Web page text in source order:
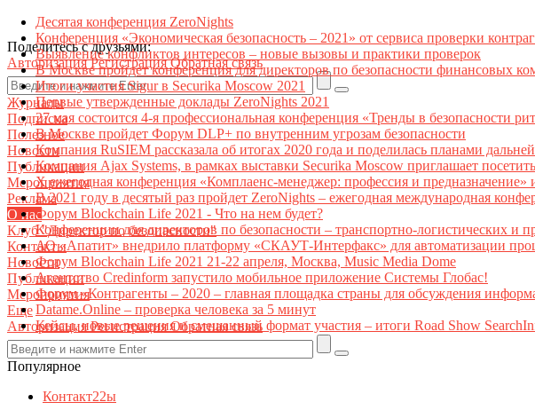
Поделитесь с друзьями:
АвторизацияРегистрацияОбратная связь
Журналы
Подписка
Полезное
Новости
Публикации
Мероприятия
Реклама
О нас
Клуб "Директор по безопасности"
Контакты
Новости
Публикации
Мероприятия
Еще
АвторизацияРегистрацияОбратная связь
Популярное
Десятая конференция ZeroNights
Конференция «Экономическая безопасность – 2021» от сервиса проверки
Выявление конфликтов интересов – новые вызовы и практики проверок
В Москве пройдет конференция для директоров по безопасности финансовых
Итоги участия Sigur в Securika Moscow 2021
Первые утвержденные доклады ZeroNights 2021
27 мая состоится 4-я профессиональная конференция «Тренды в безопасности
В Москве пройдет Форум DLP+ по внутренним угрозам безопасности
Компания RuSIEM рассказала об итогах 2020 года и поделилась планами
Компания Ajax Systems, в рамках выставки Securika Moscow приглашает
X ежегодная конференция «Комплаенс-менеджер: профессия и
В 2021 году в десятый раз пройдет ZeroNights – ежегодная международная
Форум Blockchain Life 2021 - Что на нем будет?
Конференции для директоров по безопасности – транспортно-логистических и
АО «Апатит» внедрило платформу «СКАУТ-Интерфакс» для автоматизации
Форум Blockchain Life 2021 21-22 апреля, Москва, Music Media Dome
Агентство Credinform запустило мобильное приложение Системы Глобас!
Форум «Контрагенты – 2020 – главная площадка страны для обсуждения
Datame.Online – проверка человека за 5 минут
Кейсы, новые решения и смешанный формат участия – итоги Road Show
Контакт22ы